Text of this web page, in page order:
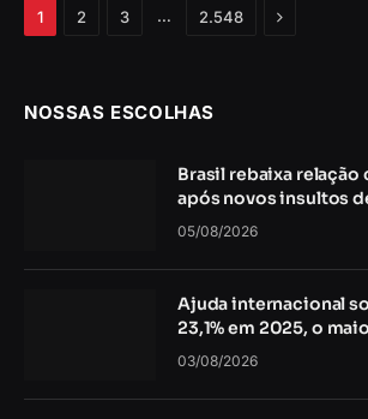
1 2 3 … 2.548 Próximo
NOSSAS ESCOLHAS
Brasil rebaixa
após novos insultos
05/08/2026
Ajuda internacional
23,1% em 2025, o
03/08/2026